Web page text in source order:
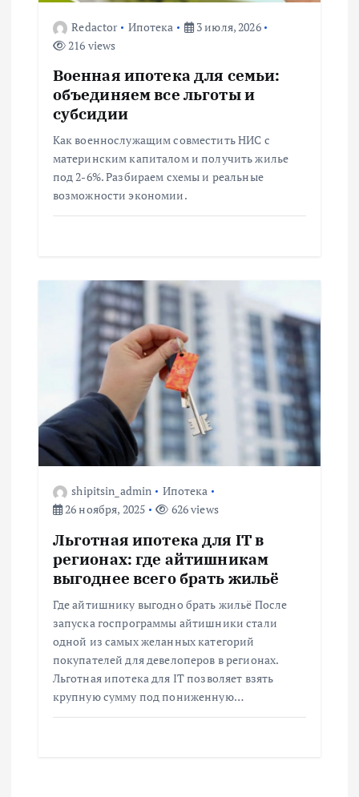
Redactor Ипотека
3 июля, 2026
216 views
Военная ипотека для семьи:
объединяем все льготы и
субсидии
Как военнослужащим совместить НИС с
материнским капиталом и получить жилье
под 2-6%. Разбираем схемы и реальные
возможности экономии.
shipitsin_admin
Ипотека
26 ноября, 2025
626 views
Льготная ипотека для IT в
регионах: где айтишникам
выгоднее всего брать жильё
Где айтишнику выгодно брать жильё После
запуска госпрограммы айтишники стали
одной из самых желанных категорий
покупателей для девелоперов в регионах.
Льготная ипотека для IT позволяет взять
крупную сумму под пониженную…